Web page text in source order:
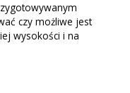
czy możliwe jest
wysokości i na